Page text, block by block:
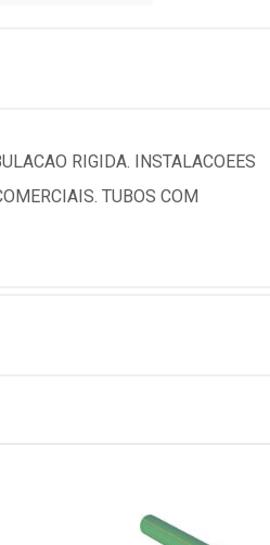
RIGIDA. INSTALACOEES
TUBOS COM